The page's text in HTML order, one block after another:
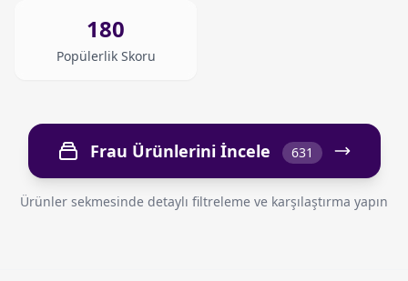
180
Popülerlik Skoru
Frau Ürünlerini İncele 631
Ürünler sekmesinde detaylı filtreleme ve karşılaştırma yapın